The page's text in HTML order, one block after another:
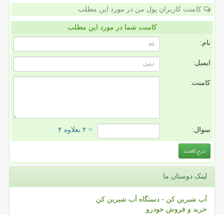
کامنت کاربران پول من در مورد این مطلب
کامنت شما در مورد این مطلب
نام:
ایمیل:
کامنت:
سوال: = ۲ بعلاوه ۴
لینک دوستان ما
آب شیرین کن - دستگاه آب شیرین کن
خرید و فروش خودرو